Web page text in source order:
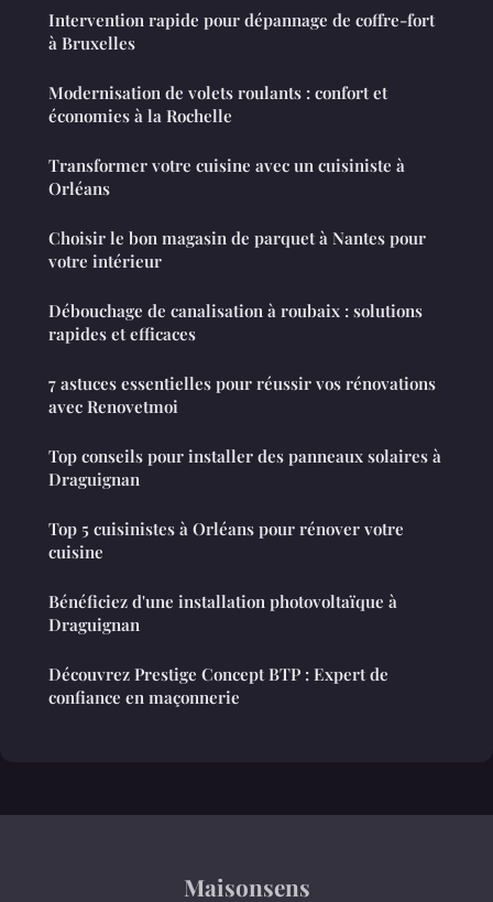
Intervention rapide pour dépannage de coffre-fort
à Bruxelles
Modernisation de volets roulants : confort et
économies à la Rochelle
Transformer votre cuisine avec un cuisiniste à
Orléans
Choisir le bon magasin de parquet à Nantes pour
votre intérieur
Débouchage de canalisation à roubaix : solutions
rapides et efficaces
7 astuces essentielles pour réussir vos rénovations
avec Renovetmoi
Top conseils pour installer des panneaux solaires à
Draguignan
Top 5 cuisinistes à Orléans pour rénover votre
cuisine
Bénéficiez d'une installation photovoltaïque à
Draguignan
Découvrez Prestige Concept BTP : Expert de
confiance en maçonnerie
Maisonsens